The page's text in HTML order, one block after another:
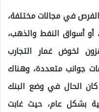
في مجالات مختلفة،
أو أسواق النفط والذهب،
لخوض غمار التجارب
جوانب متعددة، وهناك
الحال في وضع البنك
بشكل عام، حيث غابت